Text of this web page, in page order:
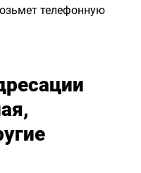
телефонную